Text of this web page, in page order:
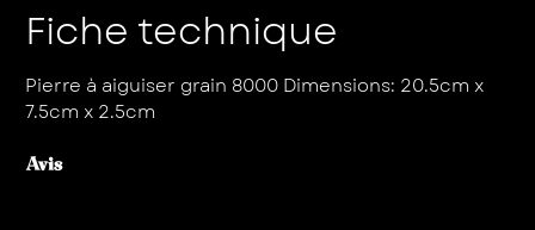
Fiche technique
Pierre à aiguiser grain 8000 Dimensions: 20.5cm x
7.5cm x 2.5cm
Avis